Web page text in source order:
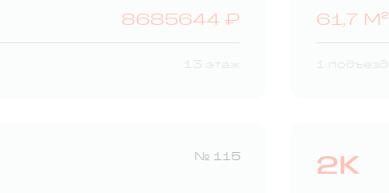
8685644 ₽
13 этаж
61,7 М²
1 подъезд
№ 115 2К